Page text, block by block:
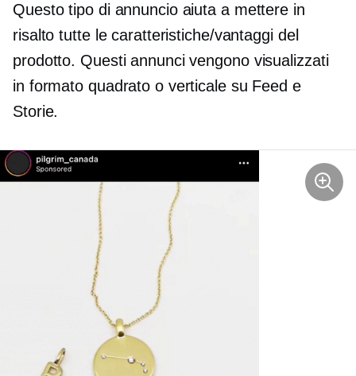
Questo tipo di annuncio aiuta a mettere in
risalto tutte le caratteristiche/vantaggi del
prodotto. Questi annunci vengono visualizzati
in formato quadrato o verticale su Feed e
Storie.